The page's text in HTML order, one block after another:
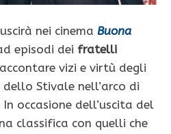
nei cinema Buona
episodi dei fratelli
vizi e virtù degli
Stivale nell’arco di
occasione dell’uscita del
classifica con quelli che